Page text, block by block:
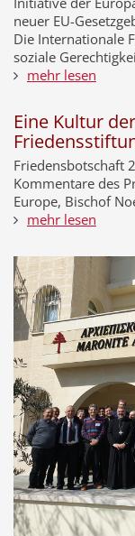
neuer EU-
Die Internationale
soziale
mehr lesen
Eine Kultur
Friedensbotschaft
Kommentare des
Europe, Bischof
mehr lesen